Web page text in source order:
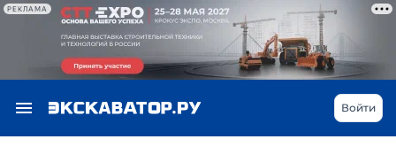
РЕКЛАМА
Войти